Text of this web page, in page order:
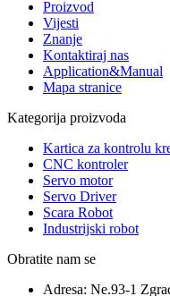
Proizvod
Vijesti
Znanje
Kontaktiraj nas
Application&Manual
Mapa stranice
Kategorija proizvoda
Kartica za kontrolu
CNC kontroler
Servo motor
Servo Driver
Scara Robot
Industrijski robot
Obratite nam se
Adresa: Ne.93-1